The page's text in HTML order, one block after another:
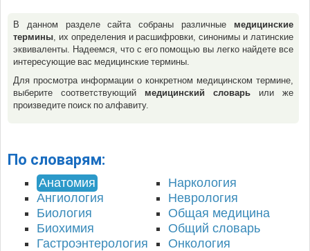
В данном разделе сайта собраны различные медицинские
термины, их определения и расшифровки, синонимы и латинские
эквиваленты. Надеемся, что с его помощью вы легко найдете все
интересующие вас медицинские термины.
Для просмотра информации о конкретном медицинском термине,
выберите соответствующий медицинский словарь или же
произведите поиск по алфавиту.
По словарям:
Анатомия
Ангиология
Биология
Биохимия
Гастроэнтерология
Наркология
Неврология
Общая медицина
Общий словарь
Онкология